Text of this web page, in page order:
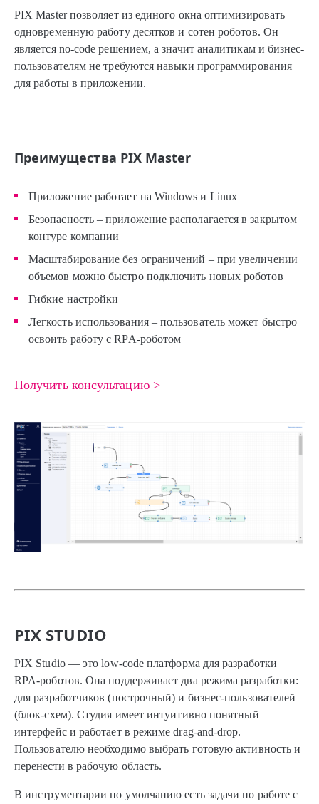
PIX Master позволяет из единого окна оптимизировать
одновременную работу десятков и сотен роботов. Он
является no-code решением, а значит аналитикам и бизнес-
пользователям не требуются навыки программирования
для работы в приложении.
Преимущества PIX Master
Приложение работает на Windows и Linux
Безопасность – приложение располагается в закрытом
контуре компании
Масштабирование без ограничений – при увеличении
объемов можно быстро подключить новых роботов
Гибкие настройки
Легкость использования – пользователь может быстро
освоить работу с RPA-роботом
Получить консультацию >
PIX STUDIO
PIX Studio — это low-code платформа для разработки
RPA-роботов. Она поддерживает два режима разработки:
для разработчиков (построчный) и бизнес-пользователей
(блок-схем). Студия имеет интуитивно понятный
интерфейс и работает в режиме drag-and-drop.
Пользователю необходимо выбрать готовую активность и
перенести в рабочую область.
В инструментарии по умолчанию есть задачи по работе с